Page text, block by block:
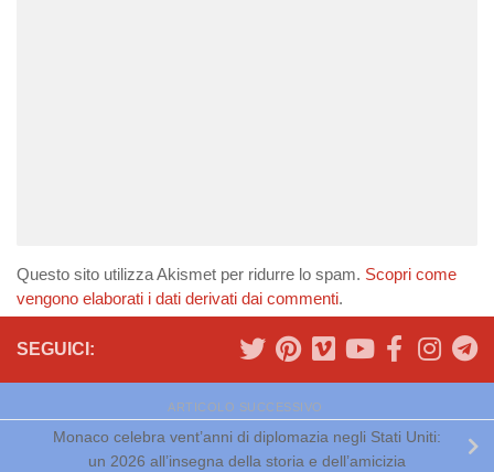
Questo sito utilizza Akismet per ridurre lo spam. Scopri come
vengono elaborati i dati derivati dai commenti.
SEGUICI:
ARTICOLO SUCCESSIVO
Monaco celebra vent’anni di diplomazia negli Stati Uniti:
un 2026 all’insegna della storia e dell’amicizia